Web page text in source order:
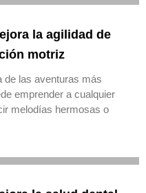
la agilidad de
motriz
de las aventuras más
emprender a cualquier
melodías hermosas o